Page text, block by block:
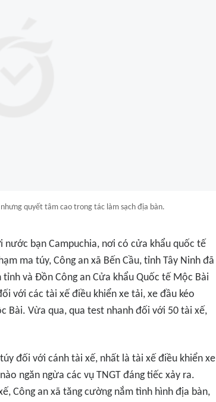
quyết tâm cao trong tác làm sạch địa bàn.
bạn Campuchia, nơi có cửa khẩu quốc tế
ma túy, Công an xã Bến Cầu, tỉnh Tây Ninh đã
tỉnh và Đồn Công an Cửa khẩu Quốc tế Mộc Bài
với các tài xế điều khiển xe tải, xe đầu kéo
Bài. Vừa qua, qua test nhanh đối với 50 tài xế,
đối với cánh tài xế, nhất là tài xế điều khiển xe
ngăn ngừa các vụ TNGT đáng tiếc xảy ra.
Công an xã tăng cường nắm tình hình địa bàn,